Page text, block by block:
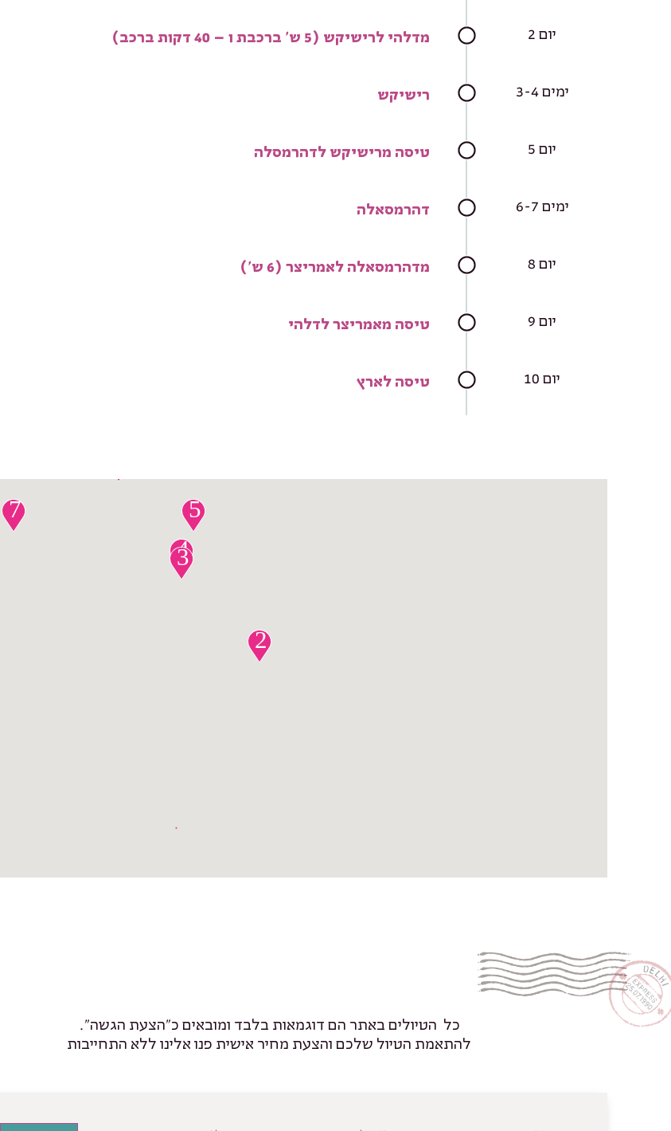
יום 2 מדלהי לרישיקש (5 ש' ברכבת ו – 40 דקות ברכב)
ימים 3-4 רישיקש
יום 5 טיסה מרישיקש לדהרמסלה
ימים 6-7 דהרמסאלה
יום 8 מדהרמסאלה לאמריצר (6 ש')
יום 9 טיסה מאמריצר לדלהי
יום 10 טיסה לארץ
כל הטיולים באתר הם דוגמאות בלבד ומובאים כ״הצעת הגשה״.
להתאמת הטיול שלכם והצעת מחיר אישית פנו אלינו ללא התחייבות